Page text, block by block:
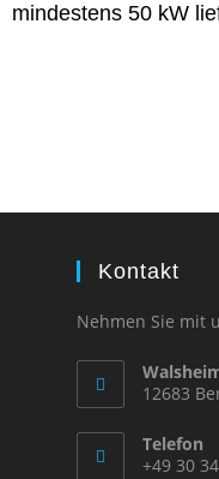
mindestens 50 kW
Kontakt
Nehmen Sie mit
12683
Telefon
+49 30